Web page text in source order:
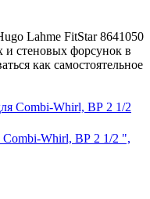
Lahme FitStar 8641050
и стеновых форсунок в
как самостоятельное
Combi-Whirl, ВР 2 1/2 ",